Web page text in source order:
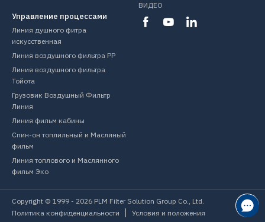
Управление процессами
Линия душного фитра
искусственная
Линия воздушного фильтра PP
Линия воздушного фильтра
Тойота
Грузовик Воздушный Фильтр
Линия
Линия фильм кабины
Спин-он топлильный и Масляный
фильм
Линия топлового и Маслянного
фильм Эко
ВИДЕО
Copyright © 1999 - 2026 PLM Filter Solution Group Co., Ltd.
Политика конфиденциальности
Условия и положения